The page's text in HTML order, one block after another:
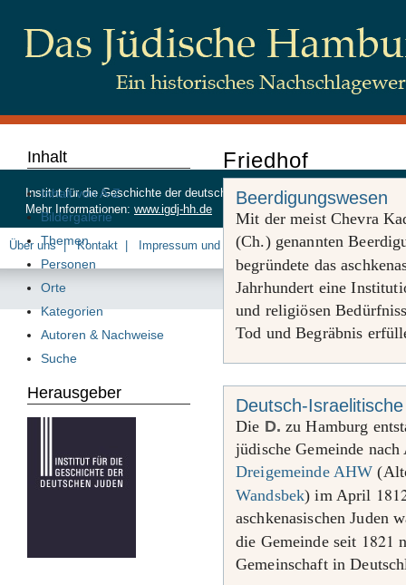
Friedhof
Beerdigungswesen
Mit der meist Chevra
(Ch.) genannten
begründete das
Jahrhundert eine
und religiösen
Tod und Begräbnis
Deutsch-
Die D. zu Hamburg
jüdische Gemeinde
Dreigemeinde AHW
Wandsbek) im April
aschkenasischen Juden
die Gemeinde seit 1821
Gemeinschaft in
Inhalt
Inhalt von A-Z
Bildergalerie
Themen
Personen
Orte
Kategorien
Autoren & Nachweise
Suche
Herausgeber
Institut für die Geschichte der deutschen Juden, Beim Schlump 83,
Mehr Informationen: www.igdj-hh.de
Über uns Kontakt Impressum und Datenschutz